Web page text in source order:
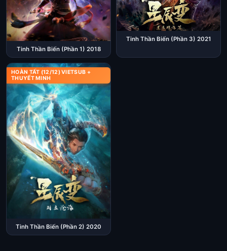
Tinh Thần Biến (Phần 1) 2018
Tinh Thần Biến (Phần 3) 2021
HOÀN TẤT (12/12) VIETSUB +
THUYẾT MINH
Tinh Thần Biến (Phần 2) 2020